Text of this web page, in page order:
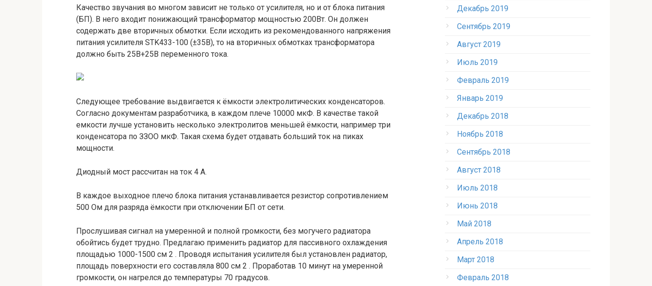
Качество звучания во многом зависит не только от усилителя, но и от блока питания
(БП). В него входит понижающий трансформатор мощностью 200Вт. Он должен
содержать две вторичных обмотки. Если исходить из рекомендованного напряжения
питания усилителя STK433-100 (±35В), то на вторичных обмотках трансформатора
должно быть 25В+25В переменного тока.
Следующее требование выдвигается к ёмкости электролитических конденсаторов.
Согласно документам разработчика, в каждом плече 10000 мкФ. В качестве такой
емкости лучше установить несколько электролитов меньшей ёмкости, например три
конденсатора по ЗЗОО мкФ. Такая схема будет отдавать больший ток на пиках
мощности.
Диодный мост рассчитан на ток 4 А.
В каждое выходное плечо блока питания устанавливается резистор сопротивлением
500 Ом для разряда ёмкости при отключении БП от сети.
Прослушивая сигнал на умеренной и полной громкости, без могучего радиатора
обойтись будет трудно. Предлагаю применить радиатор для пассивного охлаждения
площадью 1000-1500 см 2 . Проводя испытания усилителя был установлен радиатор,
площадь поверхности его составляла 800 см 2 . Проработав 10 минут на умеренной
громкости, он нагрелся до температуры 70 градусов.
Декабрь 2019
Сентябрь 2019
Август 2019
Июль 2019
Февраль 2019
Январь 2019
Декабрь 2018
Ноябрь 2018
Сентябрь 2018
Август 2018
Июль 2018
Июнь 2018
Май 2018
Апрель 2018
Март 2018
Февраль 2018